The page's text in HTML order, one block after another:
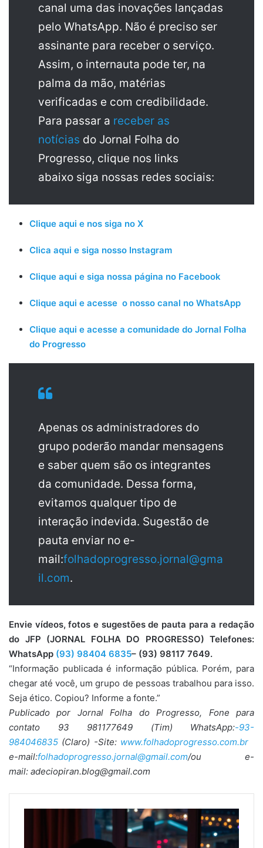
canal uma das inovações lançadas
pelo WhatsApp. Não é preciso ser
assinante para receber o serviço.
Assim, o internauta pode ter, na
palma da mão, matérias
verificadas e com credibilidade.
Para passar a receber as
notícias do Jornal Folha do
Progresso, clique nos links
abaixo siga nossas redes sociais:
Clique aqui e nos siga no X
Clica aqui e siga nosso Instagram
Clique aqui e siga nossa página no Facebook
Clique aqui e acesse o nosso canal no WhatsApp
Clique aqui e acesse a comunidade do Jornal Folha
do Progresso
Apenas os administradores do
grupo poderão mandar mensagens
e saber quem são os integrantes
da comunidade. Dessa forma,
evitamos qualquer tipo de
interação indevida. Sugestão de
pauta enviar no e-
mail:folhadoprogresso.jornal@gma
il.com.
Envie vídeos, fotos e sugestões de pauta para a redação
do JFP (JORNAL FOLHA DO PROGRESSO) Telefones:
WhatsApp (93) 98404 6835– (93) 98117 7649.
“Informação publicada é informação pública. Porém, para
chegar até você, um grupo de pessoas trabalhou para isso.
Seja ético. Copiou? Informe a fonte.”
Publicado por Jornal Folha do Progresso, Fone para
contato 93 981177649 (Tim) WhatsApp:-93-
984046835 (Claro) -Site: www.folhadoprogresso.com.br
e-mail:folhadoprogresso.jornal@gmail.com/ou e-
mail: adeciopiran.blog@gmail.com